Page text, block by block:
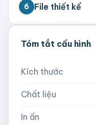
hệ để biết giá
300 500
5,000
Hoặc nhập số lượng:
−
6 File thiết kế
💡 Hỗ trợ AI, PDF,
Tóm tắt cấu hình
Kích thước
Chất liệu
In ấn